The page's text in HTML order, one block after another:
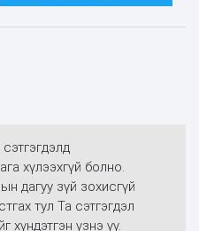
хүлээхгүй болно.
дагуу зүй зохисгүй
тул Та сэтгэгдэл
хүндэтгэн үзнэ үү.